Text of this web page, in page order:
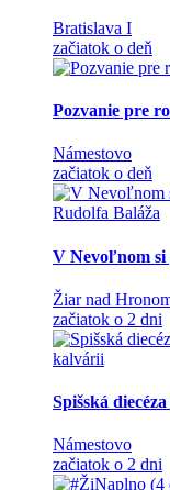
Bratislava I
začiatok o deň
Pozvanie pre
Námestovo
začiatok o deň
V Nevoľnom si
Žiar nad
začiatok o 2 dni
Spišská
Námestovo
začiatok o 2 dni